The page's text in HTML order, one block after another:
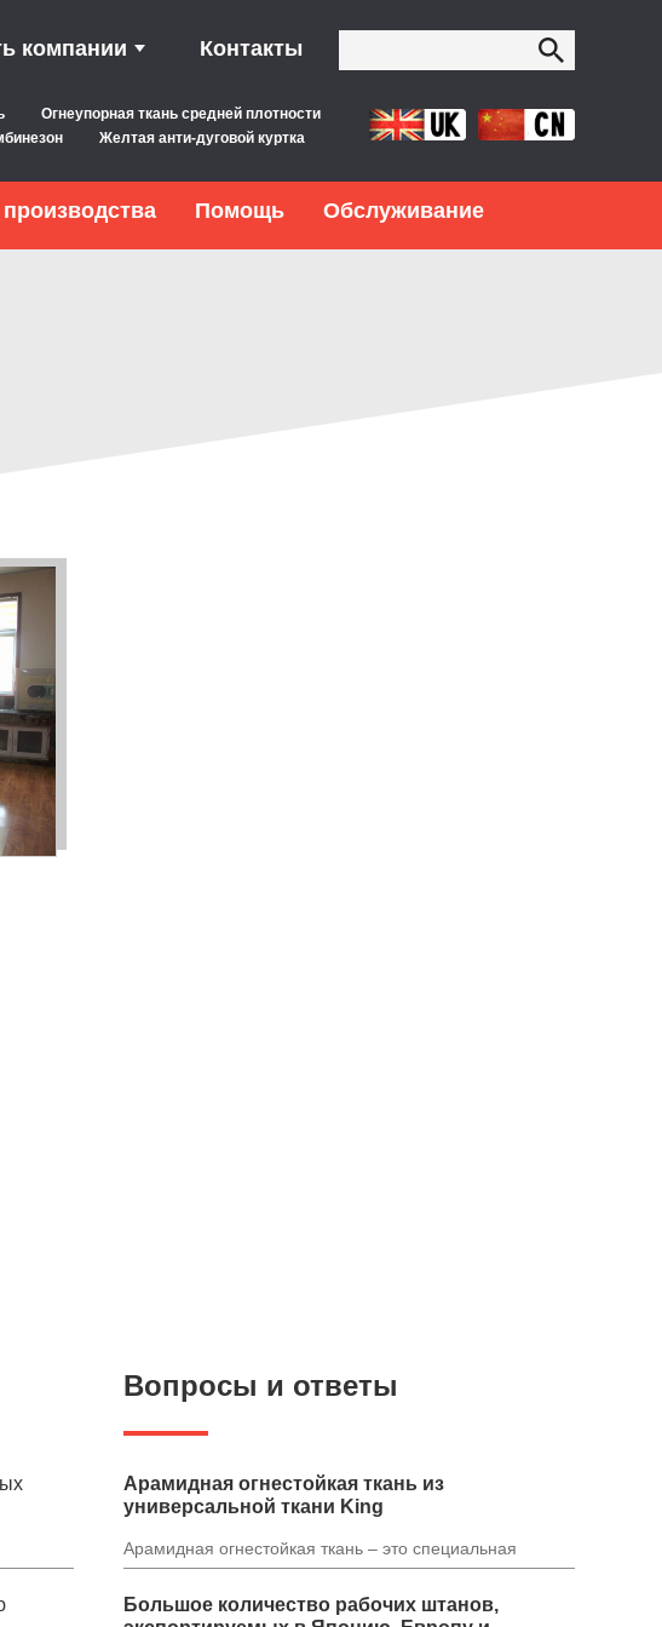
компании Контакты
Огнеупорная ткань средней плотности
Желтая анти-дуговой куртка
Помощь Обслуживание
Вопросы и ответы
Арамидная огнестойкая ткань из
универсальной ткани King
Арамидная огнестойкая ткань – это специальная
защитная ткань с самой быстрой разработкой и
мире.
Большое количество рабочих штанов,